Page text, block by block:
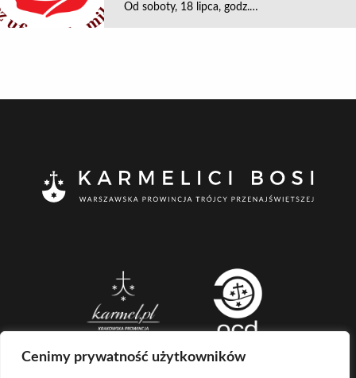
Cenimy prywatność użytkowników
Od soboty, 18 lipca, godz.…